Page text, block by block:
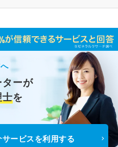
ーが
を
ービスを利用する